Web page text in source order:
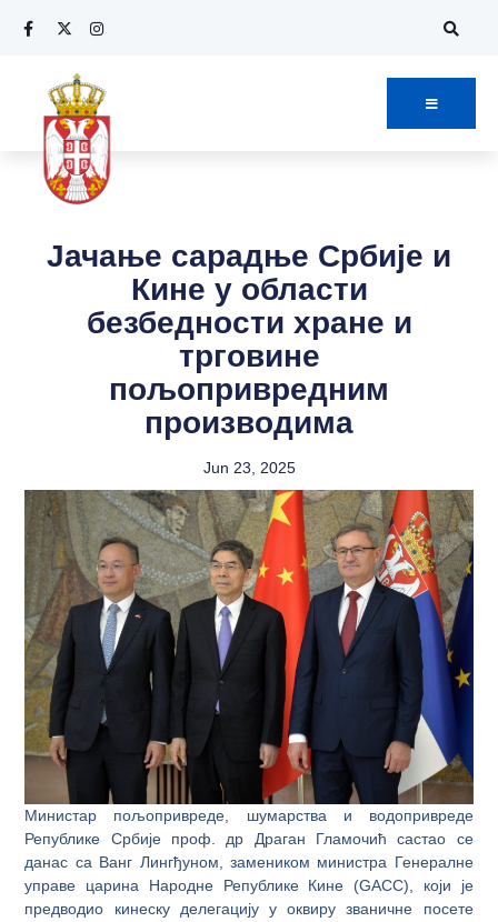
Јачање сарадње Србије и
Кине у области
безбедности хране и
трговине
пољопривредним
производима
Jun 23, 2025
Министар пољопривреде, шумарства и водопривреде
Републике Србије проф. др Драган Гламочић састао се
данас са Ванг Лингђуном, замеником министра Генералне
управе царина Народне Републике Кине (GACC), који је
предводио кинеску делегацију у оквиру званичне посете